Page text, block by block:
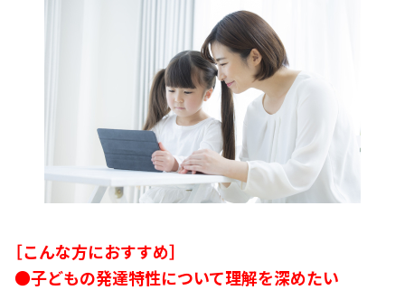
［こんな方におすすめ］
●子どもの発達特性について理解を深めたい